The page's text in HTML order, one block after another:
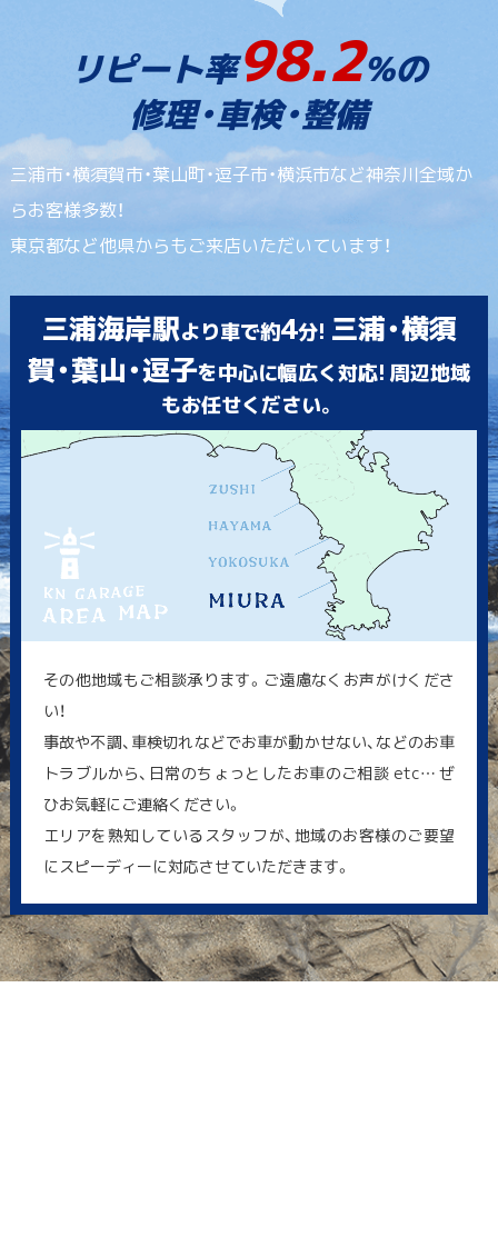
リピート率98.2%の
修理・車検・整備
三浦市・横須賀市・葉山町・逗子市・横浜市など神奈川全域か
らお客様多数！
東京都など他県からもご来店いただいています！
三浦海岸駅より車で約4分! 三浦・横須
賀・葉山・逗子を中心に幅広く対応! 周辺地域
もお任せください。
その他地域もご相談承ります。ご遠慮なくお声がけくださ
い！
事故や不調、車検切れなどでお車が動かせない、などのお車
トラブルから、日常のちょっとしたお車のご相談 etc… ぜ
ひお気軽にご連絡ください。
エリアを熟知しているスタッフが、地域のお客様のご要望
にスピーディーに対応させていただきます。